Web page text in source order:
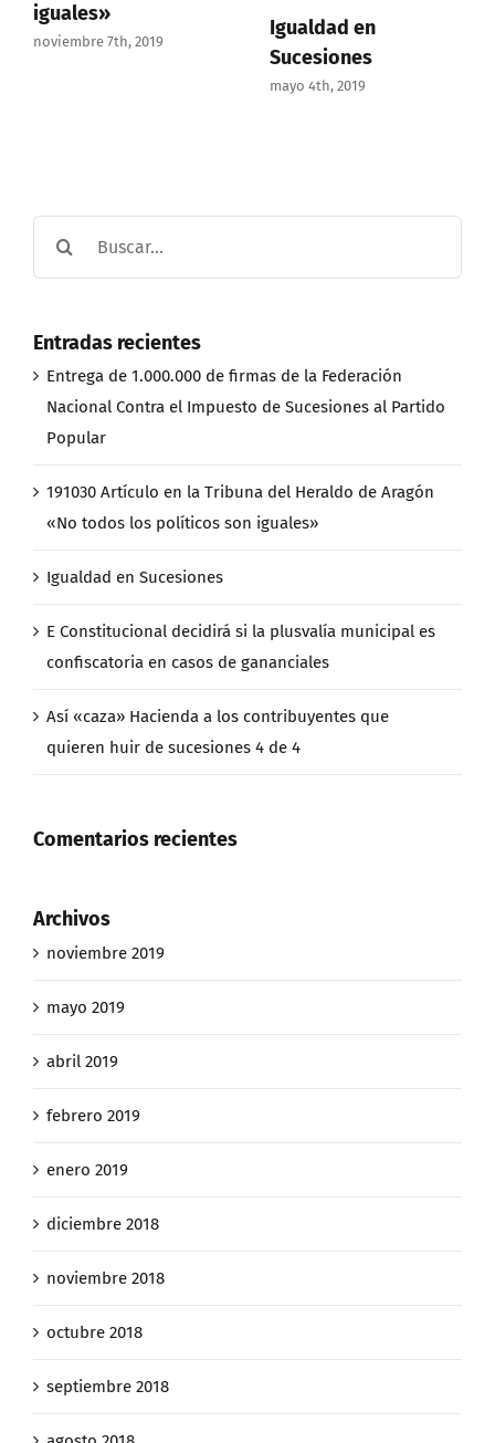
iguales»
noviembre 7th, 2019
Igualdad en
Sucesiones
mayo 4th, 2019
Entradas recientes
Entrega de 1.000.000 de firmas de la Federación
Nacional Contra el Impuesto de Sucesiones al Partido
Popular
191030 Artículo en la Tribuna del Heraldo de Aragón
«No todos los políticos son iguales»
Igualdad en Sucesiones
E Constitucional decidirá si la plusvalía municipal es
confiscatoria en casos de gananciales
Así «caza» Hacienda a los contribuyentes que
quieren huir de sucesiones 4 de 4
Comentarios recientes
Archivos
noviembre 2019
mayo 2019
abril 2019
febrero 2019
enero 2019
diciembre 2018
noviembre 2018
octubre 2018
septiembre 2018